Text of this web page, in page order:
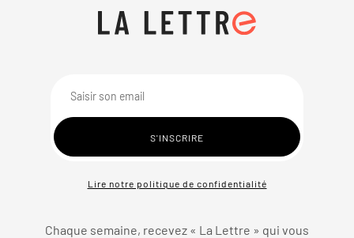
Lire notre politique de confidentialité
Chaque semaine, recevez « La Lettre » qui vous